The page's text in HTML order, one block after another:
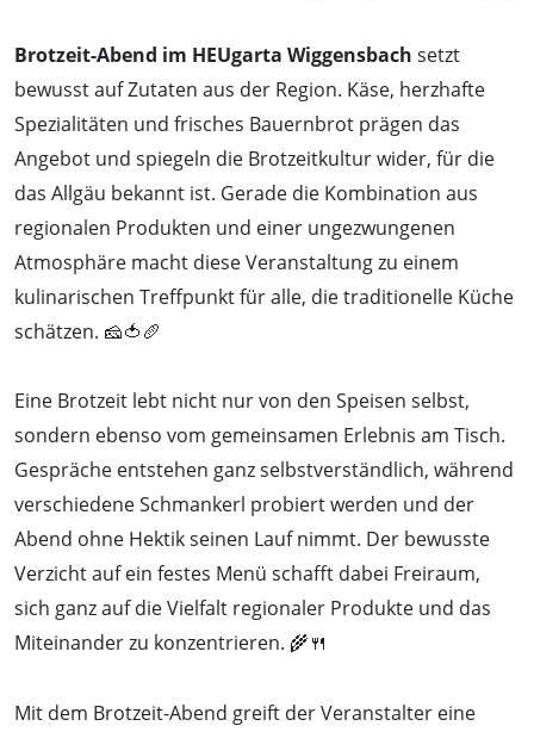
Brotzeit-Abend im HEUgarta Wiggensbach setzt
bewusst auf Zutaten aus der Region. Käse, herzhafte
Spezialitäten und frisches Bauernbrot prägen das
Angebot und spiegeln die Brotzeitkultur wider, für die
das Allgäu bekannt ist. Gerade die Kombination aus
regionalen Produkten und einer ungezwungenen
Atmosphäre macht diese Veranstaltung zu einem
kulinarischen Treffpunkt für alle, die traditionelle Küche
schätzen. 🧀🍅🥖
Eine Brotzeit lebt nicht nur von den Speisen selbst,
sondern ebenso vom gemeinsamen Erlebnis am Tisch.
Gespräche entstehen ganz selbstverständlich, während
verschiedene Schmankerl probiert werden und der
Abend ohne Hektik seinen Lauf nimmt. Der bewusste
Verzicht auf ein festes Menü schafft dabei Freiraum,
sich ganz auf die Vielfalt regionaler Produkte und das
Miteinander zu konzentrieren. 🌾🍴
Mit dem Brotzeit-Abend greift der Veranstalter eine